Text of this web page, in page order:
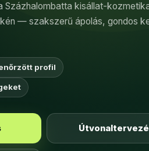
Százhalombatta kisállat-
— szakszerű ápolás, gondos
profil